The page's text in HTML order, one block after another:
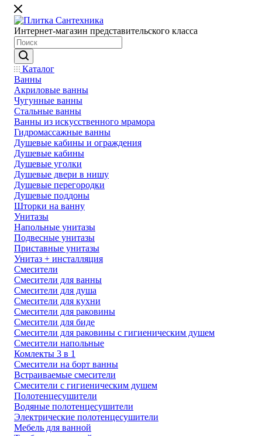
Интернет-магазин представительского класса
Каталог
Ванны
Акриловые ванны
Чугунные ванны
Стальные ванны
Ванны из искусственного мрамора
Гидромассажные ванны
Душевые кабины и ограждения
Душевые кабины
Душевые уголки
Душевые двери в нишу
Душевые перегородки
Душевые поддоны
Шторки на ванну
Унитазы
Напольные унитазы
Подвесные унитазы
Приставные унитазы
Унитаз + инсталляция
Смесители
Смесители для ванны
Смесители для душа
Смесители для кухни
Смесители для раковины
Смесители для биде
Смесители для раковины с гигиеническим душем
Смесители напольные
Комлекты 3 в 1
Смесители на борт ванны
Встраиваемые смесители
Смесители с гигиеническим душем
Полотенцесушители
Водяные полотенцесушители
Электрические полотенцесушители
Мебель для ванной